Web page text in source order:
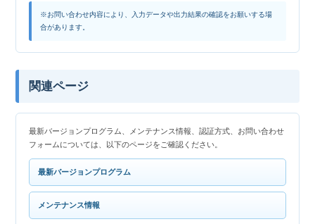
※お問い合わせ内容により、入力データや出力結果の確認をお願いする場
合があります。
関連ページ
最新バージョンプログラム、メンテナンス情報、認証方式、お問い合わせ
フォームについては、以下のページをご確認ください。
最新バージョンプログラム
メンテナンス情報